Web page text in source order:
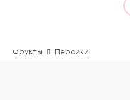
Фрукты Персики